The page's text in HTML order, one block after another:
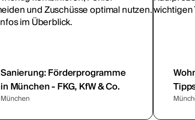
Sanierung: Förderprogramme
in München - FKG, KfW & Co.
München